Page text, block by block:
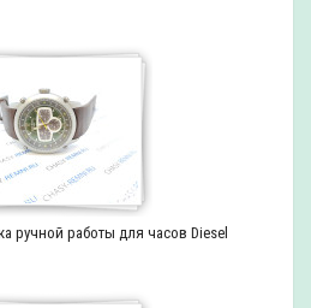
ручной работы для часов Diesel